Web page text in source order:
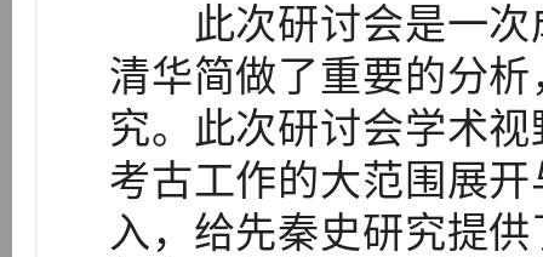
此次研讨会是一次
清华简做了重要的分
究。此次研讨会学术
考古工作的大范围展
入，给先秦史研究提